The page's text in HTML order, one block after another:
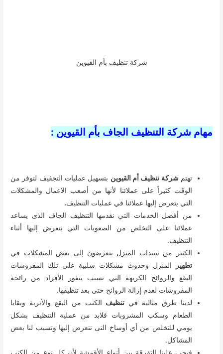
شركة تنظيف بأم القيوين
مهام شركة التنظيف الجاف بأم القيوين :
تهتمشركة تنظيف أم القيوين بتسهيل عمليات التجفيف لتوفر من
الوقت كثيراً على عملائنا لأنها من أصعب الاعمال والمشكلات
التي يتعرض إليها عملائنا في عمليات التنظيف.
من أفضل الخدمات التي نقدمها التنظيف الجاف الذى يساعد
عملائنا على التخلص من الصعوبات التي يتعرض إليها أثناء
التنظيف.
الكثير من سيدات المنزل يتعرضون إلى بعض المشكلات في
تطهير
المنزل وحدوث مشكلات سلبية على تلك المفروشات
البقع والروائح الكريهة التي تسبب بنفور الأفراد من رائحة
المفروشات لعدم إزالة الروائح حتى بعد تنظيفها.
لدينا طرق مثالية في تنظيف الكنب من البقع والأتربة وبقايا
الطعام وسكب المشروبات فلابد من عملية التنظيف بشكل
يومي للتخلص من أي أوساخ التى تتعرض إليها وتسبب لنا بعض
المشاكل.
فيجب علينا التفرقة بين أنواع الأقمشة لأن كل نوع من الكنب